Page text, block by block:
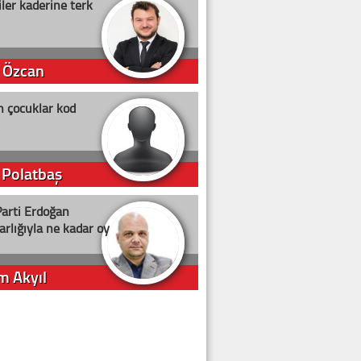
kaderine terk
çocuklar kod
Erdoğan
ne kadar oy
Akyıl